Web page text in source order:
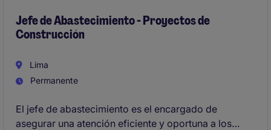
Jefe de Abastecimiento - Proyectos de
Construcción
Lima
Permanente
El jefe de abastecimiento es el encargado de
asegurar una atención eficiente y oportuna a los